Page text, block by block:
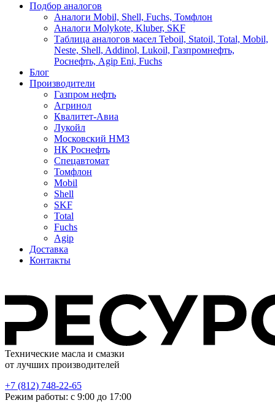
Подбор аналогов
Аналоги Mobil, Shell, Fuchs, Томфлон
Аналоги Molykote, Kluber, SKF
Таблица аналогов масел Teboil, Statoil, Total, Mobil,
Neste, Shell, Addinol, Lukoil, Газпромнефть,
Роснефть, Agip Eni, Fuchs
Блог
Производители
Газпром нефть
Агринол
Квалитет-Авиа
Лукойл
Московский НМЗ
НК Роснефть
Спецавтомат
Томфлон
Mobil
Shell
SKF
Total
Fuchs
Agip
Доставка
Контакты
Технические масла и смазки
от лучших производителей
+7 (812) 748-22-65
Режим работы: с 9:00 до 17:00